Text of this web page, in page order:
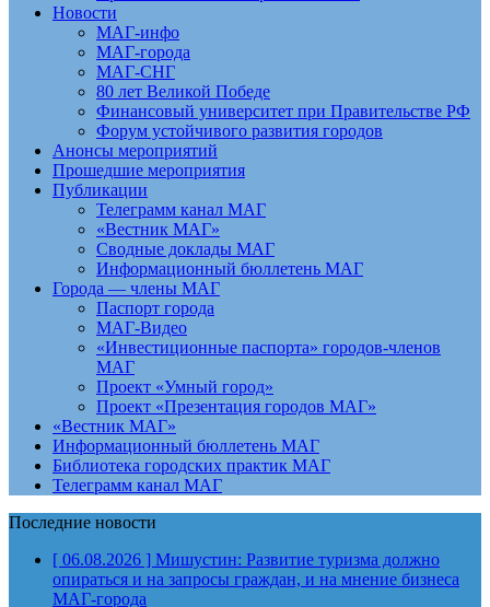
Новости
МАГ-инфо
МАГ-города
МАГ-СНГ
80 лет Великой Победе
Финансовый университет при Правительстве РФ
Форум устойчивого развития городов
Анонсы мероприятий
Прошедшие мероприятия
Публикации
Телеграмм канал МАГ
«Вестник МАГ»
Сводные доклады МАГ
Информационный бюллетень МАГ
Города — члены МАГ
Паспорт города
МАГ-Видео
«Инвестиционные паспорта» городов-членов
МАГ
Проект «Умный город»
Проект «Презентация городов МАГ»
«Вестник МАГ»
Информационный бюллетень МАГ
Библиотека городских практик МАГ
Телеграмм канал МАГ
Последние новости
[ 06.08.2026 ] Мишустин: Развитие туризма должно
опираться и на запросы граждан, и на мнение бизнеса
МАГ-города